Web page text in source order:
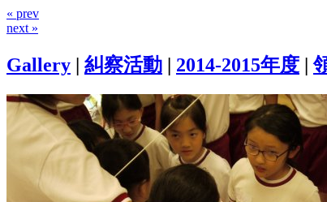
« prev
next »
Gallery | 糾察活動 | 2014-2015年度 |